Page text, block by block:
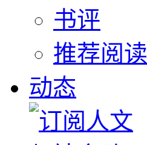
书评
推荐阅读
动态